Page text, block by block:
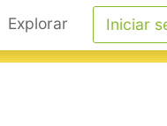
Explorar Iniciar